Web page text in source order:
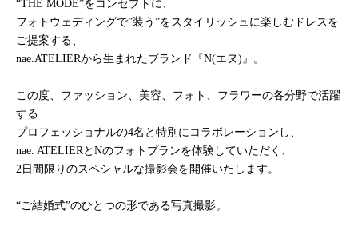
“THE MODE”をコンセプトに、
フォトウェディングで”装う”をスタイリッシュに楽しむドレスを
ご提案する、
nae.ATELIERから生まれたブランド『N(エヌ)』。
この度、ファッション、美容、フォト、フラワーの各分野で活躍
する
プロフェッショナルの4名と特別にコラボレーションし、
nae. ATELIERとNのフォトプランを体験していただく、
2日間限りのスペシャルな撮影会を開催いたします。
“ご結婚式”のひとつの形である写真撮影。